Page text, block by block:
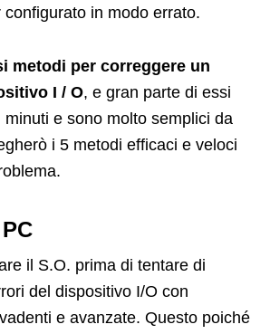
in modo errato.
metodi per correggere un
I / O, e gran parte di essi
minuti e sono molto semplici da
i 5 metodi efficaci e veloci
il S.O. prima di tentare di
del dispositivo I/O con
e avanzate. Questo poiché